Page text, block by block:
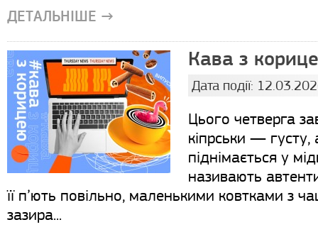
ДЕТАЛЬНІШЕ →
Кава з
Дата події:
Цього четверга
кіпрськи —
піднімається у
називають
її п’ють повільно, маленькими ковтками з
зазира...